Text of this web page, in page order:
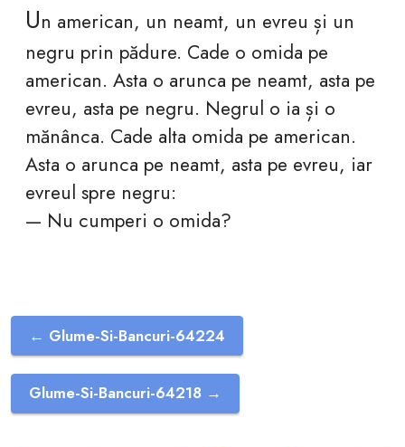
Un american, un neamt, un evreu și un
negru prin pădure. Cade o omida pe
american. Asta o arunca pe neamt, asta pe
evreu, asta pe negru. Negrul o ia și o
mănânca. Cade alta omida pe american.
Asta o arunca pe neamt, asta pe evreu, iar
evreul spre negru:
— Nu cumperi o omida?
← Glume-Si-Bancuri-64224
Glume-Si-Bancuri-64218 →